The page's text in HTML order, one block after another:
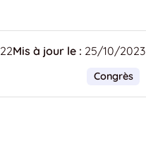
Mis à jour le : 25/10/2023
Congrès